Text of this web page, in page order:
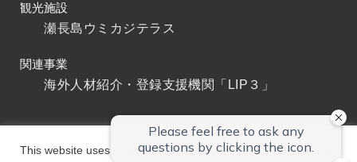
観光施設
瀬長島ウミカジテラス
関連事業
海外人材紹介・登録支援機関「LIP３」
会社案内 採用情報 撮影・取材について お問い合わせ
This website uses cookies to improve your user experience. By